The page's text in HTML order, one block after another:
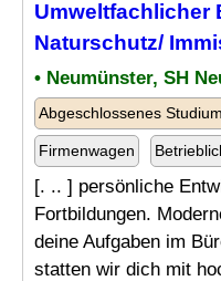
Umweltfachlicher
Naturschutz/
• Neumünster, SH
Abgeschlossenes Studium
Firmenwagen
[. .. ] persönliche
Fortbildungen.
deine Aufgaben im
statten wir dich mit